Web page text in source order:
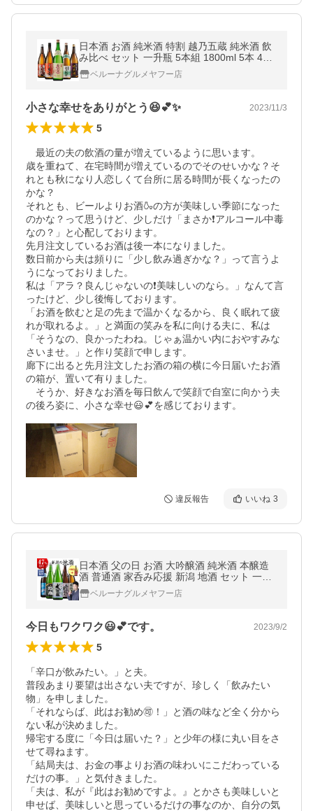
日本酒 お酒 純米酒 特割 越乃五蔵 純米酒 飲
み比べ セット 一升瓶 5本組 1800ml 5本 4
3%オフ お中元 敬老の日 父の日 ギフト プレ
ゼント
ベルーナグルメヤフー店
小さな幸せをありがとう😆💕✨ 2023/11/3
5
最近の夫の飲酒の量が増えているように思います。
歳を重ねて、在宅時間が増えているのでそのせいかな？そ
れとも秋になり人恋しくて台所に居る時間が長くなったの
かな？
それとも、ビールよりお酒🍶の方が美味しい季節になった
のかな？って思うけど、少しだけ「まさか❗アルコール中毒
なの？」と心配しております。
先月注文しているお酒は後一本になりました。
数日前から夫は頻りに「少し飲み過ぎかな？」って言うよ
うになっておりました。
私は「アラ？良んじゃないの❗美味しいのなら。」なんて言
ったけど、少し後悔しております。
「お酒を飲むと足の先まで温かくなるから、良く眠れて疲
れが取れるよ。」と満面の笑みを私に向ける夫に、私は
「そうなの、良かったわね。じゃぁ温かい内におやすみな
さいませ。」と作り笑顔で申します。
廊下に出ると先月注文したお酒の箱の横に今日届いたお酒
の箱が、置いて有りました。
そうか、好きなお酒を毎日飲んで笑顔で自室に向かう夫
の後ろ姿に、小さな幸せ😃💕を感じております。
違反報告 いいね 3
日本酒 父の日 お酒 大吟醸酒 純米酒 本醸造
酒 普通酒 家呑み応援 新潟 地酒 セット 一升
瓶 5本 47%オフ 1本付 父の日 お中元【7560
円(税込)以上で送料無料】
ベルーナグルメヤフー店
今日もワクワク😃💕です。 2023/9/2
5
「辛口が飲みたい。」と夫。
普段あまり要望は出さない夫ですが、珍しく「飲みたい
物」を申しました。
「それならば、此はお勧め🉑！」と酒の味など全く分から
ない私が決めました。
帰宅する度に「今日は届いた？」と少年の様に丸い目をさ
せて尋ねます。
「結局夫は、お金の事よりお酒の味わいにこだわっている
だけの事。」と気付きました。
「夫は、私が『此はお勧めですよ。』とかさも美味しいと
申せば、美味しいと思っているだけの事なのか、自分の気